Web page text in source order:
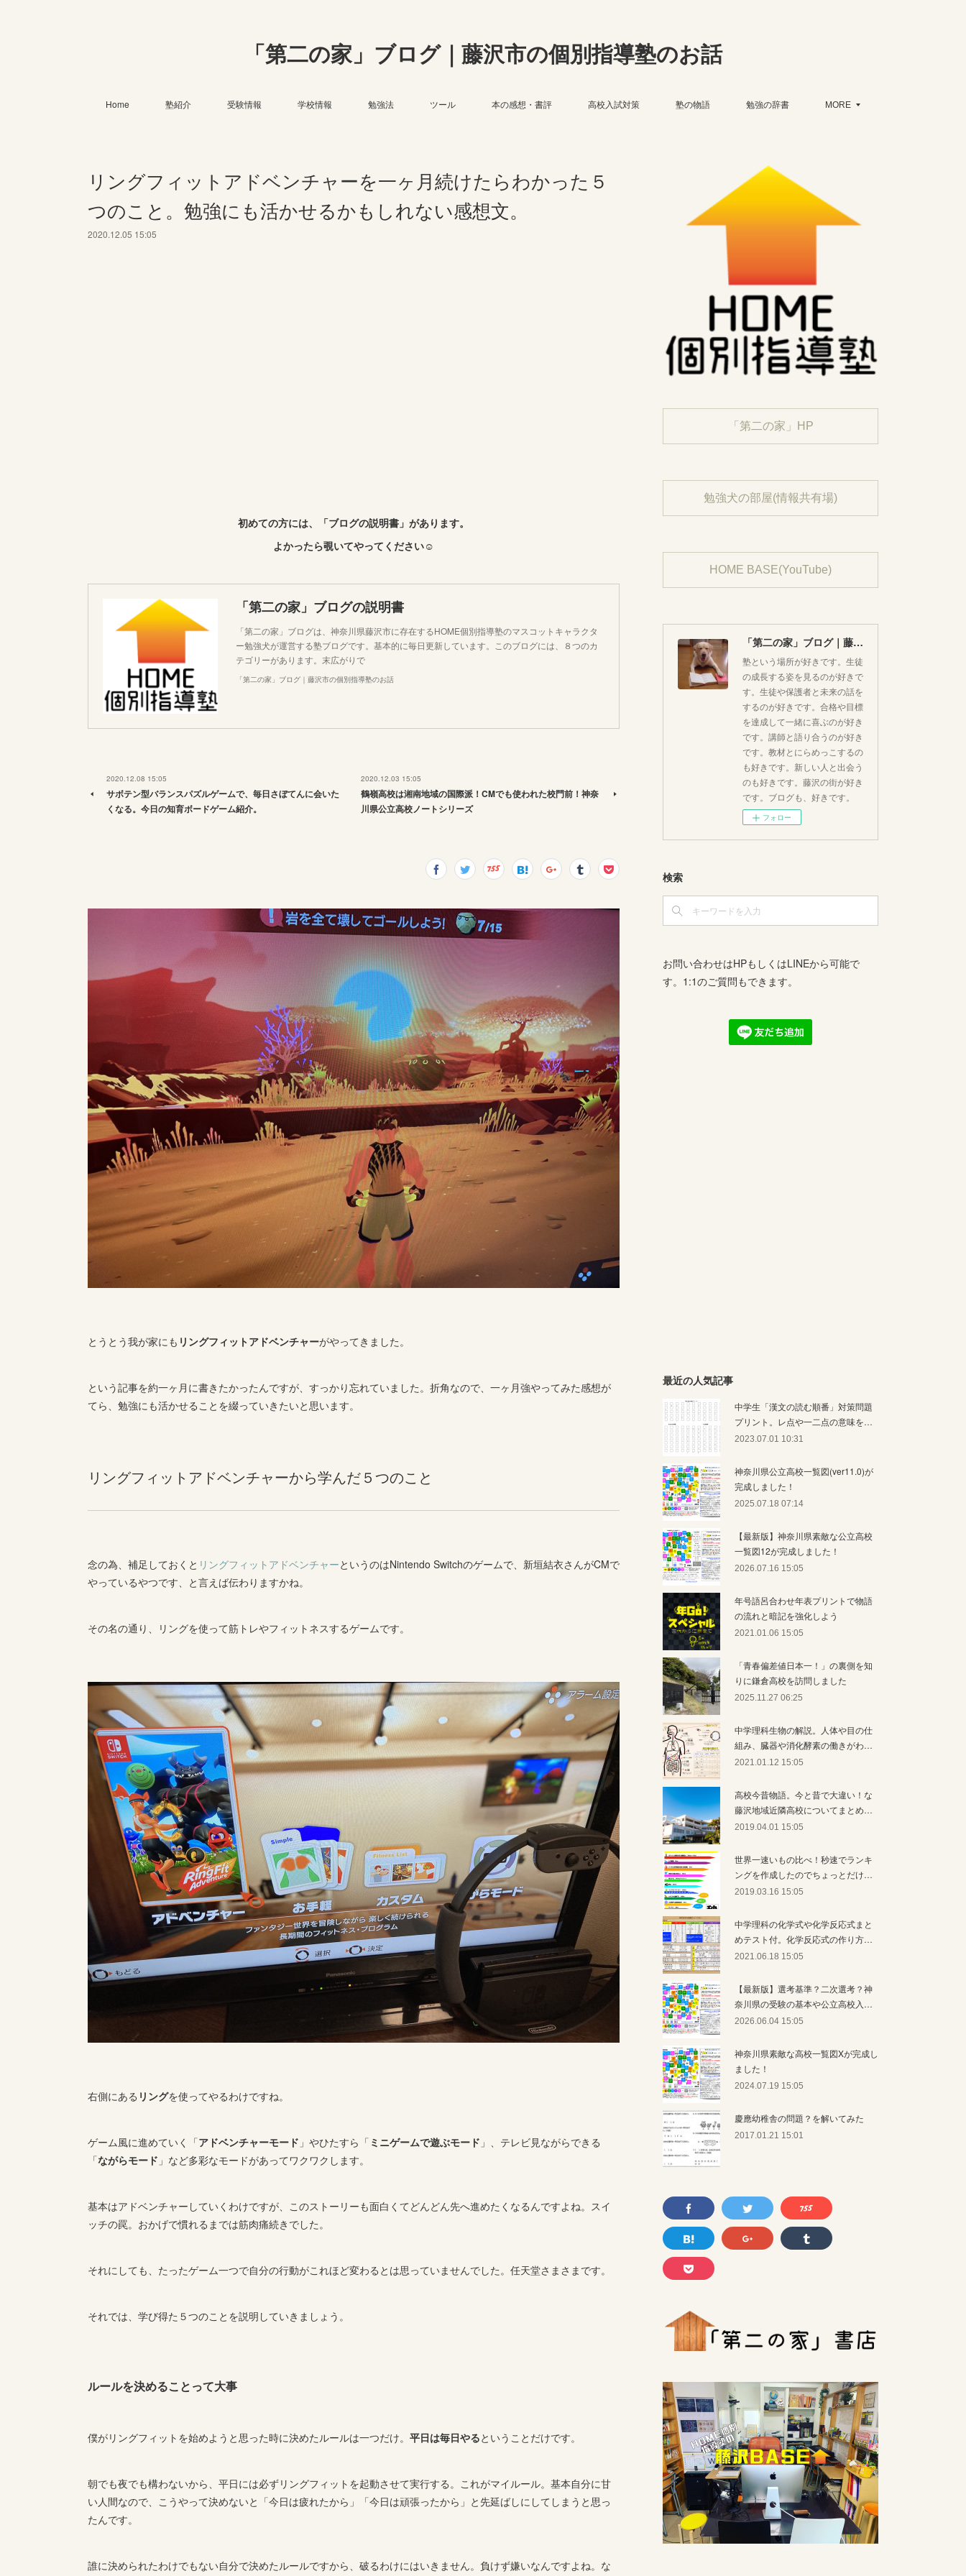
「第二の家」ブログ｜藤沢市の個別指導塾のお話
Home 塾紹介 受験情報 学校情報 勉強法 ツール 本の感想・書評 高校入試対策 塾の物語 勉強の辞書 MORE
リングフィットアドベンチャーを一ヶ月続けたらわかった５
つのこと。勉強にも活かせるかもしれない感想文。
2020.12.05 15:05
初めての方には、「ブログの説明書」があります。
よかったら覗いてやってください☺︎
「第二の家」ブログの説明書
「第二の家」ブログは、神奈川県藤沢市に存在するHOME個別指導塾のマスコットキャラクタ
ー勉強犬が運営する塾ブログです。基本的に毎日更新しています。このブログには、８つのカ
テゴリーがあります。末広がりで
「第二の家」ブログ｜藤沢市の個別指導塾のお話
2020.12.08 15:05
サボテン型バランスパズルゲームで、毎日さぼてんに会いた
くなる。今日の知育ボードゲーム紹介。
2020.12.03 15:05
鶴嶺高校は湘南地域の国際派！CMでも使われた校門前！神奈
川県公立高校ノートシリーズ
とうとう我が家にも リングフィットアドベンチャーがやってきました。
という記事を約一ヶ月に書きたかったんですが、すっかり忘れていました。折角なので、一ヶ月強やってみた感想が
てら、勉強にも活かせることを綴っていきたいと思います。
リングフィットアドベンチャーから学んだ５つのこと
念の為、補足しておくと リングフィットアドベンチャーというのはNintendo Switchのゲームで、新垣結衣さんがCMで
やっているやつです、と言えば伝わりますかね。
その名の通り、リングを使って筋トレやフィットネスするゲームです。
右側にある リングを使ってやるわけですね。
ゲーム風に進めていく「アドベンチャーモード 」やひたすら「 ミニゲームで遊ぶモード 」、テレビ見ながらできる
「ながらモード 」など多彩なモードがあってワクワクします。
基本はアドベンチャーしていくわけですが、このストーリーも面白くてどんどん先へ進めたくなるんですよね。スイ
ッチの罠。おかげで慣れるまでは筋肉痛続きでした。
それにしても、たったゲーム一つで自分の行動がこれほど変わるとは思っていませんでした。任天堂さまさまです。
それでは、学び得た５つのことを説明していきましょう。
ルールを決めることって大事
僕がリングフィットを始めようと思った時に決めたルールは一つだけ。 平日は毎日やるということだけです。
朝でも夜でも構わないから、平日には必ずリングフィットを起動させて実行する。これがマイルール。基本自分に甘
い人間なので、こうやって決めないと「今日は疲れたから」「今日は頑張ったから」と先延ばしにしてしまうと思っ
たんです。
誰に決められたわけでもない自分で決めたルールですから、破るわけにはいきません。負けず嫌いなんですよね。な
「第二の家」HP
勉強犬の部屋(情報共有場)
HOME BASE(YouTube)
「第二の家」ブログ｜藤沢市の個別指導塾のお話
塾という場所が好きです。生徒
の成長する姿を見るのが好きで
す。生徒や保護者と未来の話を
するのが好きです。合格や目標
を達成して一緒に喜ぶのが好き
です。講師と語り合うのが好き
です。教材とにらめっこするの
も好きです。新しい人と出会う
のも好きです。藤沢の街が好き
です。ブログも、好きです。
フォロー
検索
お問い合わせはHPもしくはLINEから可能で
す。1:1のご質問もできます。
最近の人気記事
中学生「漢文の読む順番」対策問題
プリント。レ点や一二点の意味を…
2023.07.01 10:31
神奈川県公立高校一覧図(ver11.0)が
完成しました！
2025.07.18 07:14
【最新版】神奈川県素敵な公立高校
一覧図12が完成しました！
2026.07.16 15:05
年号語呂合わせ年表プリントで物語
の流れと暗記を強化しよう
2021.01.06 15:05
「青春偏差値日本一！」の裏側を知
りに鎌倉高校を訪問しました
2025.11.27 06:25
中学理科生物の解説。人体や目の仕
組み、臓器や消化酵素の働きがわ…
2021.01.12 15:05
高校今昔物語。今と昔で大違い！な
藤沢地域近隣高校についてまとめ…
2019.04.01 15:05
世界一速いもの比べ！秒速でランキ
ングを作成したのでちょっとだけ…
2019.03.16 15:05
中学理科の化学式や化学反応式まと
めテスト付。化学反応式の作り方…
2021.06.18 15:05
【最新版】選考基準？二次選考？神
奈川県の受験の基本や公立高校入…
2026.06.04 15:05
神奈川県素敵な高校一覧図Xが完成し
ました！
2024.07.19 15:05
慶應幼稚舎の問題？を解いてみた
2017.01.21 15:01